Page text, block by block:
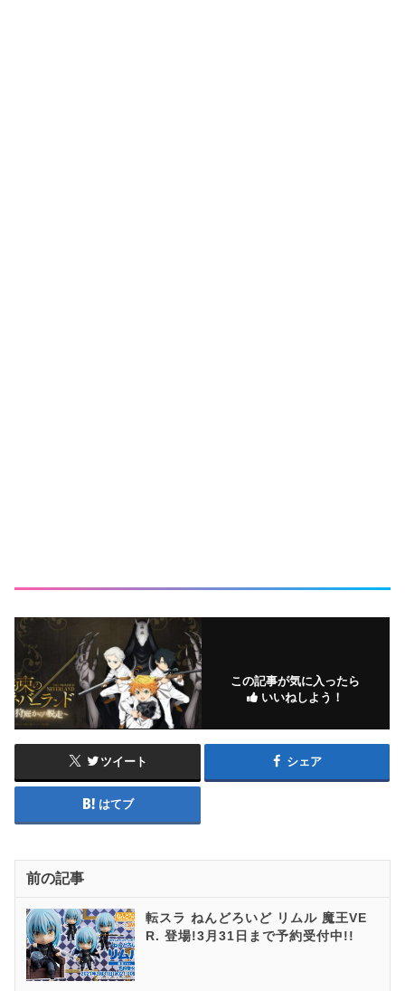
この記事が気に入ったら
いいねしよう！
ツイート シェア
はてブ
前の記事
転スラ ねんどろいど リムル 魔王VE
R. 登場!3月31日まで予約受付中!!